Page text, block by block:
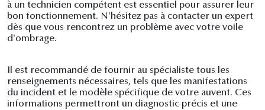
à un technicien compétent est essentiel pour assurer leur
bon fonctionnement. N'hésitez pas à contacter un expert
dès que vous rencontrez un problème avec votre voile
d'ombrage.
Il est recommandé de fournir au spécialiste tous les
renseignements nécessaires, tels que les manifestations
du incident et le modèle spécifique de votre auvent. Ces
informations permettront un diagnostic précis et une